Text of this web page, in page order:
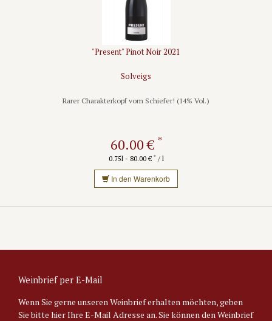
"Present" Pinot Noir 2021
Solveigs
Rarer Charakterkopf vom Schiefer! (14% Vol.)
60.00 € *
0.75l - 80.00 € */ l
In den Warenkorb
Weinbrief per E-Mail
Wenn Sie gerne unseren Weinbrief erhalten möchten, geben
Sie bitte hier Ihre E-Mail Adresse an. Sie können den Weinbrief